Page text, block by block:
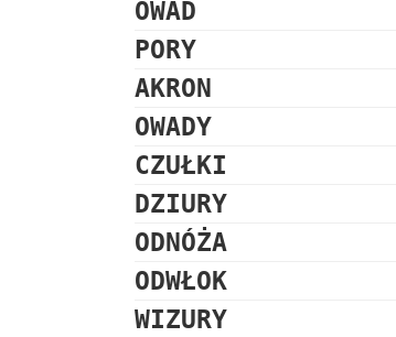
OWAD
PORY
AKRON
OWADY
CZUŁKI
DZIURY
ODNÓŻA
ODWŁOK
WIZURY